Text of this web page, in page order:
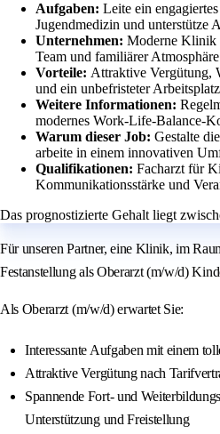
Aufgaben: Leite ein
Jugendmedizin und unterstütze
Unternehmen: Moderne Klinik
Team und familiärer
Vorteile: Attraktive Vergütung,
und ein unbefristeter
Weitere Informationen:
modernes Work-Life-Balance-
Warum dieser Job: Gestalte
arbeite in einem innovativen
Qualifikationen: Facharzt für
Kommunikationsstärke und
Das prognostizierte Gehalt liegt
Für unseren Partner, eine Klinik, im
Festanstellung als Oberarzt (m/w/d)
Als Oberarzt (m/w/d) erwartet Sie:
Interessante Aufgaben mit einem
Attraktive Vergütung nach
Spannende Fort- und
Unterstützung und Freistellung